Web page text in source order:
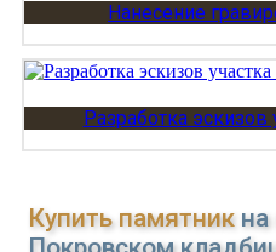
Нанесение
Разработка эскизов
Купить памятник